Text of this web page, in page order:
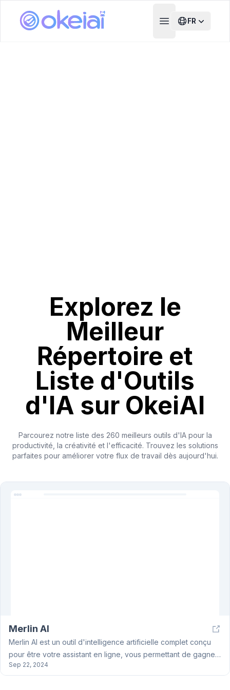
Open main menu
FR
Explorez le
Meilleur
Répertoire et
Liste d'Outils
d'IA sur OkeiAI
Parcourez notre liste des 260 meilleurs outils d'IA pour la
productivité, la créativité et l'efficacité. Trouvez les solutions
parfaites pour améliorer votre flux de travail dès aujourd'hui.
Merlin AI
Merlin AI est un outil d'intelligence artificielle complet conçu
pour être votre assistant en ligne, vous permettant de gagner
du temps et d'accroître votre efficacité. Il s'agit d'une
Sep 22, 2024